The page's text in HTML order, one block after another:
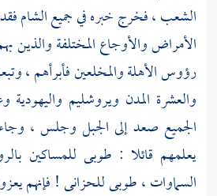
الشعب ، فخرج خبره في جميعالشام
الأمراض والأوجاع المختلفة والذين
رؤوس الأهلة والمخلعين فأبرأهم ،
والعشرة المدن ويروشليم واليهودية
الجميع صعد إلى الجبل وجلس ، وجاء
يعلمهم قائلا : طوبى للمساكين
السماوات ، طوبى للحزانى ! فإنهم